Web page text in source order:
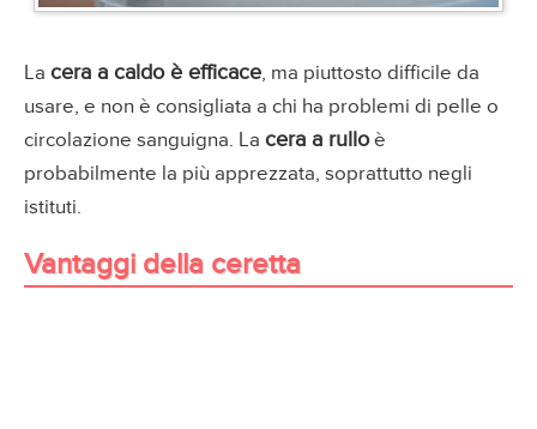
La cera a caldo è efficace, ma piuttosto difficile da
usare, e non è consigliata a chi ha problemi di pelle o
circolazione sanguigna. La cera a rulloè
probabilmente la più apprezzata, soprattutto negli
istituti.
Vantaggi della ceretta